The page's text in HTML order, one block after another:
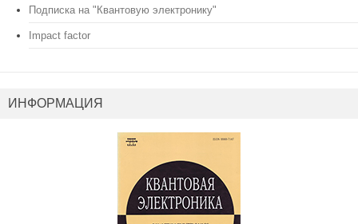
Подписка на "Квантовую электронику"
Impact factor
ИНФОРМАЦИЯ